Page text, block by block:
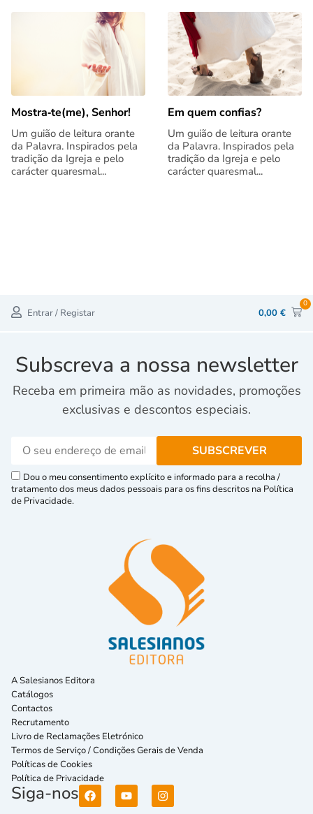
Mostra‑te(me), Senhor!
Um guião de leitura orante
da Palavra. Inspirados pela
tradição da Igreja e pelo
carácter quaresmal...
Em quem confias?
Um guião de leitura orante
da Palavra. Inspirados pela
tradição da Igreja e pelo
carácter quaresmal...
Entrar / Registar 0,00 €
0
Subscreva a nossa newsletter
Receba em primeira mão as novidades, promoções
exclusivas e descontos especiais.
Dou o meu consentimento explícito e informado para a recolha /
tratamento dos meus dados pessoais para os fins descritos na Política
de Privacidade.
A Salesianos Editora
Catálogos
Contactos
Recrutamento
Livro de Reclamações Eletrónico
Termos de Serviço / Condições Gerais de Venda
Políticas de Cookies
Política de Privacidade
Siga-nos